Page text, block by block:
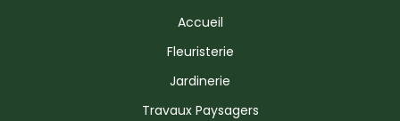
Accueil
Fleuristerie
Jardinerie
Travaux Paysagers